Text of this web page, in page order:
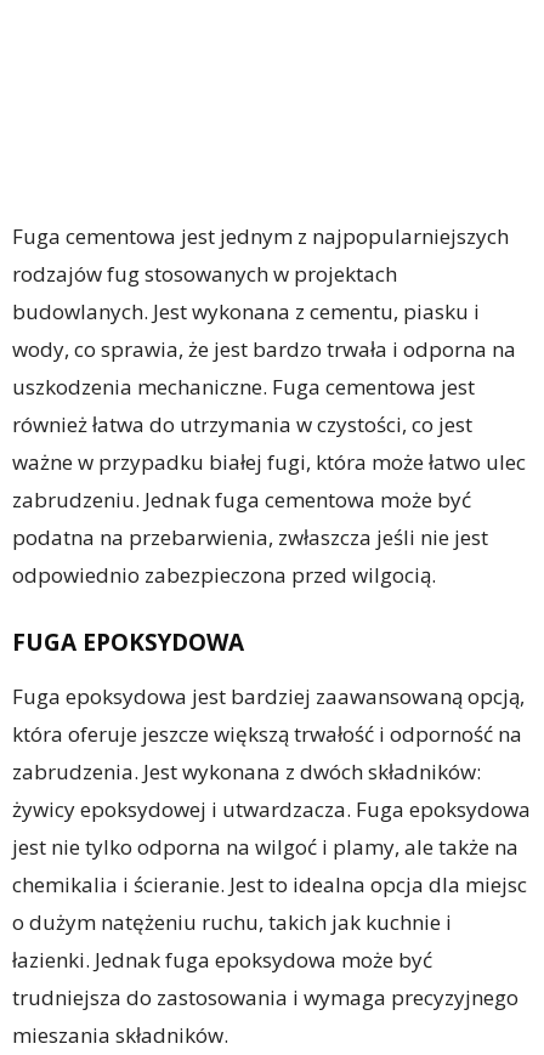
Fuga cementowa jest jednym z najpopularniejszych
rodzajów fug stosowanych w projektach
budowlanych. Jest wykonana z cementu, piasku i
wody, co sprawia, że jest bardzo trwała i odporna na
uszkodzenia mechaniczne. Fuga cementowa jest
również łatwa do utrzymania w czystości, co jest
ważne w przypadku białej fugi, która może łatwo ulec
zabrudzeniu. Jednak fuga cementowa może być
podatna na przebarwienia, zwłaszcza jeśli nie jest
odpowiednio zabezpieczona przed wilgocią.
FUGA EPOKSYDOWA
Fuga epoksydowa jest bardziej zaawansowaną opcją,
która oferuje jeszcze większą trwałość i odporność na
zabrudzenia. Jest wykonana z dwóch składników:
żywicy epoksydowej i utwardzacza. Fuga epoksydowa
jest nie tylko odporna na wilgoć i plamy, ale także na
chemikalia i ścieranie. Jest to idealna opcja dla miejsc
o dużym natężeniu ruchu, takich jak kuchnie i
łazienki. Jednak fuga epoksydowa może być
trudniejsza do zastosowania i wymaga precyzyjnego
mieszania składników.